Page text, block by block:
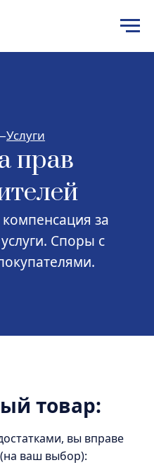
за
Споры с
товар:
вы вправе
ваш выбор):